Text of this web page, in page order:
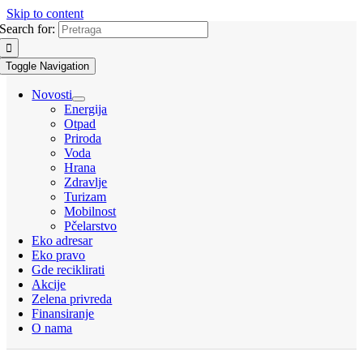
Skip to content
Search for:
Toggle Navigation
Novosti
Energija
Otpad
Priroda
Voda
Hrana
Zdravlje
Turizam
Mobilnost
Pčelarstvo
Eko adresar
Eko pravo
Gde reciklirati
Akcije
Zelena privreda
Finansiranje
O nama